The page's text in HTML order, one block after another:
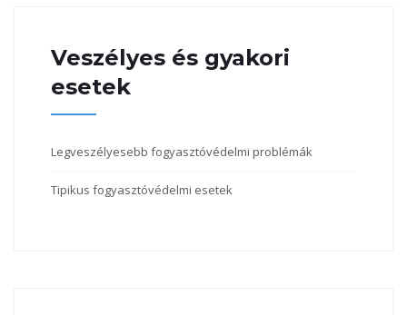
Veszélyes és gyakori
esetek
Legveszélyesebb fogyasztóvédelmi problémák
Tipikus fogyasztóvédelmi esetek